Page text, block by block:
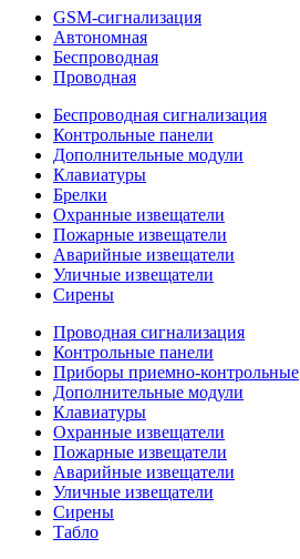
GSM-сигнализация
Автономная
Беспроводная
Проводная
Беспроводная сигнализация
Контрольные панели
Дополнительные модули
Клавиатуры
Брелки
Охранные извещатели
Пожарные извещатели
Аварийные извещатели
Уличные извещатели
Сирены
Проводная сигнализация
Контрольные панели
Приборы приемно-контрольные
Дополнительные модули
Клавиатуры
Охранные извещатели
Пожарные извещатели
Аварийные извещатели
Уличные извещатели
Сирены
Табло